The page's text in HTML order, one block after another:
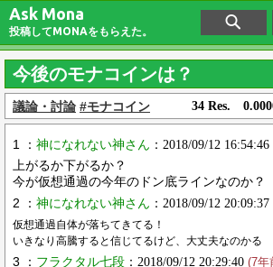
Ask Mona
投稿してMONAをもらえた。
今後のモナコインは？
議論・討論 #モナコイン 34 Res.
1 ： 神になれない神さん ：2018/09/12 16:54:46
上がるか下がるか？
今が仮想通過の今年のドン底ラインなのか？
2 ： 神になれない神さん ：2018/09/12 20:09:37
仮想通過自体が落ちてきてる！
いきなり高騰すると信じてるけど、大丈夫なのかる
3 ： フラクタル七段 ：2018/09/12 20:29:40 (7年